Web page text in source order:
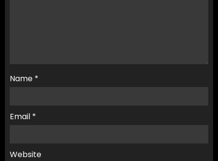
Name *
Email *
Website